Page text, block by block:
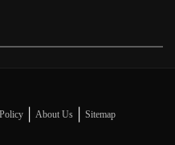
About Us Sitemap